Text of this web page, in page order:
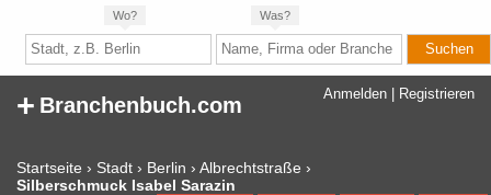
Wo? Was?
Anmelden Registrieren
+ Branchenbuch.com
Startseite › Stadt › Berlin › Albrechtstraße ›
Silberschmuck Isabel Sarazin